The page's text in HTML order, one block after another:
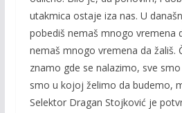
utakmica ostaje iza nas. U
pobediš nemaš mnogo vremena
nemaš mnogo vremena da žališ.
znamo gde se nalazimo, sve
smo u kojoj želimo da budemo,
Selektor Dragan Stojković je